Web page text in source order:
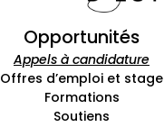
à propos
contact
Opportunités
Appels à candidature
Offres d’emploi et stage
Formations
Soutiens